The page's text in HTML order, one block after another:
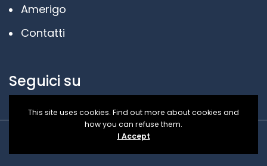
Amerigo
Contatti
Seguici su
This site uses cookies. Find out more about cookies and
how you can refuse them.
I Accept